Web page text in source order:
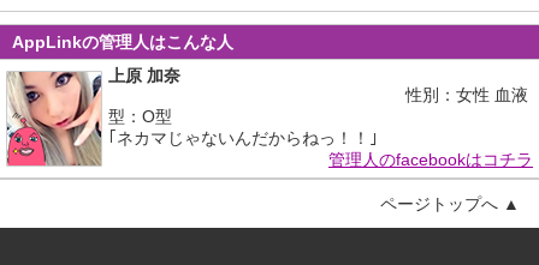
AppLinkの管理人はこんな人
上原 加奈
性別：女性 血液
型：O型
｢ネカマじゃないんだからねっ！！｣
管理人のfacebookはコチラ
ページトップへ ▲